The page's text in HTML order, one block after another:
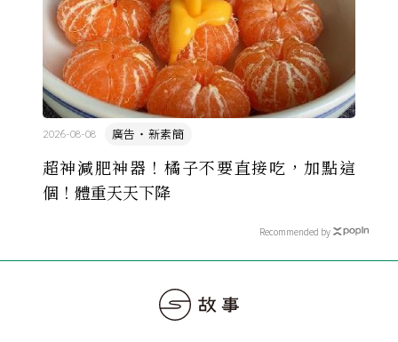
超神減肥神器！橘子不要直接吃，加點這
個！體重天天下降
廣告・新素簡
2026-08-08
Recommended by